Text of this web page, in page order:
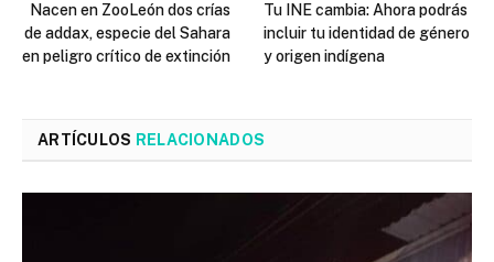
Nacen en ZooLeón dos crías
de addax, especie del Sahara
en peligro crítico de extinción
Tu INE cambia: Ahora podrás
incluir tu identidad de género
y origen indígena
ARTÍCULOS RELACIONADOS